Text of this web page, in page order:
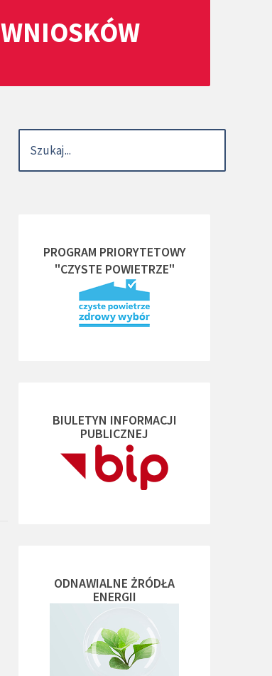
PROGRAM PRIORYTETOWY
"CZYSTE POWIETRZE"
BIULETYN INFORMACJI
PUBLICZNEJ
ODNAWIALNE ŻRÓDŁA
ENERGII